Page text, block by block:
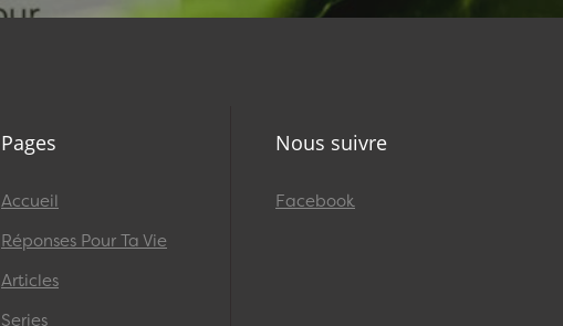
Pages
Accueil
Réponses Pour Ta Vie
Articles
Series
Nous suivre
Facebook